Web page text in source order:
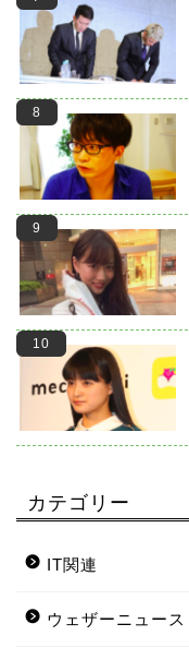
カテゴリー
IT関連
ウェザーニュース